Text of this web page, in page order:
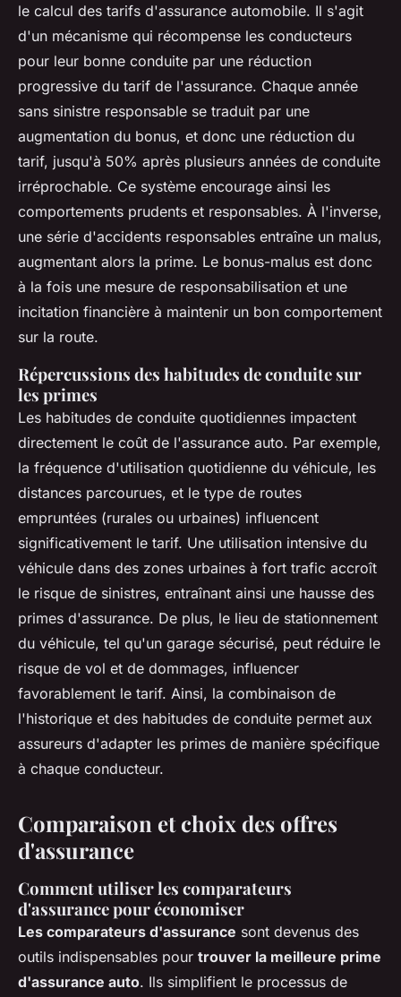
le calcul des tarifs d'assurance automobile. Il s'agit
d'un mécanisme qui récompense les conducteurs
pour leur bonne conduite par une réduction
progressive du tarif de l'assurance. Chaque année
sans sinistre responsable se traduit par une
augmentation du bonus, et donc une réduction du
tarif, jusqu'à 50% après plusieurs années de conduite
irréprochable. Ce système encourage ainsi les
comportements prudents et responsables. À l'inverse,
une série d'accidents responsables entraîne un malus,
augmentant alors la prime. Le bonus-malus est donc
à la fois une mesure de responsabilisation et une
incitation financière à maintenir un bon comportement
sur la route.
Répercussions des habitudes de conduite sur
les primes
Les habitudes de conduite quotidiennes impactent
directement le coût de l'assurance auto. Par exemple,
la fréquence d'utilisation quotidienne du véhicule, les
distances parcourues, et le type de routes
empruntées (rurales ou urbaines) influencent
significativement le tarif. Une utilisation intensive du
véhicule dans des zones urbaines à fort trafic accroît
le risque de sinistres, entraînant ainsi une hausse des
primes d'assurance. De plus, le lieu de stationnement
du véhicule, tel qu'un garage sécurisé, peut réduire le
risque de vol et de dommages, influencer
favorablement le tarif. Ainsi, la combinaison de
l'historique et des habitudes de conduite permet aux
assureurs d'adapter les primes de manière spécifique
à chaque conducteur.
Comparaison et choix des offres
d'assurance
Comment utiliser les comparateurs
d'assurance pour économiser
Les comparateurs d'assurance sont devenus des
outils indispensables pour trouver la meilleure prime
d'assurance auto. Ils simplifient le processus de